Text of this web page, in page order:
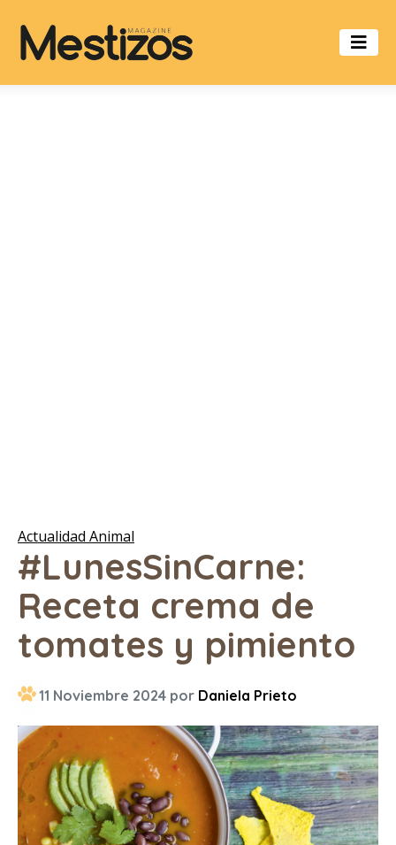
Actualidad Animal
#LunesSinCarne:
Receta crema de
tomates y pimiento
11 Noviembre 2024 por Daniela Prieto